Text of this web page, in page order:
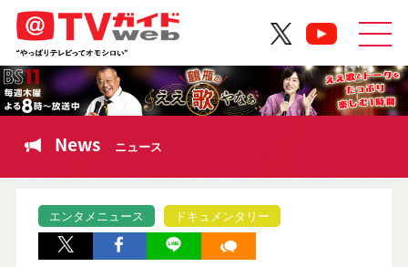
News ニュース
エンタメニュース ドキュメンタリー